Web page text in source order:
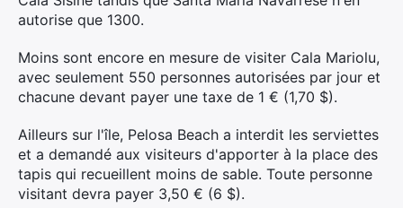
autorise que 1300.
Moins sont encore en mesure de visiter Cala Mariolu,
avec seulement 550 personnes autorisées par jour et
chacune devant payer une taxe de 1 € (1,70 $).
Ailleurs sur l'île, Pelosa Beach a interdit les serviettes
et a demandé aux visiteurs d'apporter à la place des
tapis qui recueillent moins de sable. Toute personne
visitant devra payer 3,50 € (6 $).
Rechercher
: